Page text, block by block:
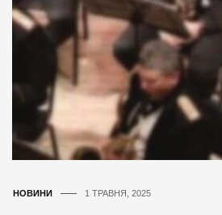
НОВИНИ 1 ТРАВНЯ, 2025